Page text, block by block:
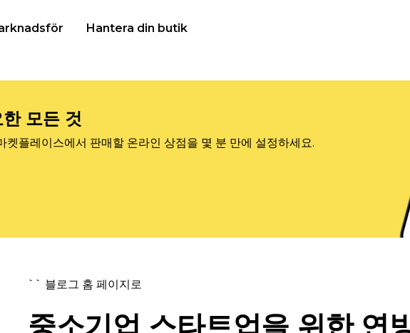
Hantera din butik
모든 것
켓플레이스에서 판매할 온라인 상점을 몇 분 만에 설정하세요.
`` 블로그 홈 페이지로
중소기업 스타트업을 위한 연